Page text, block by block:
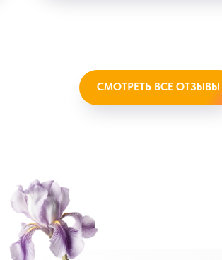
СМОТРЕТЬ ВСЕ ОТЗЫВЫ